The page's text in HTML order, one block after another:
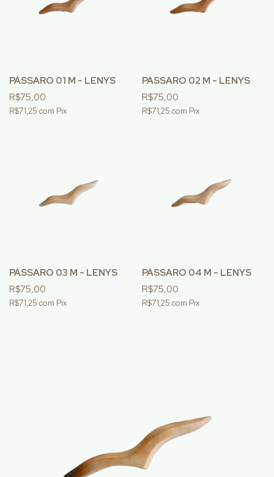
PÁSSARO 01 M - LENYS
R$75,00
R$71,25 com Pix
PÁSSARO 02 M - LENYS
R$75,00
R$71,25 com Pix
PÁSSARO 03 M - LENYS
R$75,00
R$71,25 com Pix
PÁSSARO 04 M - LENYS
R$75,00
R$71,25 com Pix